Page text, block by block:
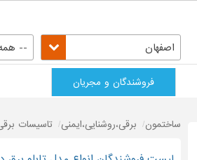
اصفهان --
فروشندگان و مجریان
ساختمون برقی،روشنایی،ایمنی تاسیسات